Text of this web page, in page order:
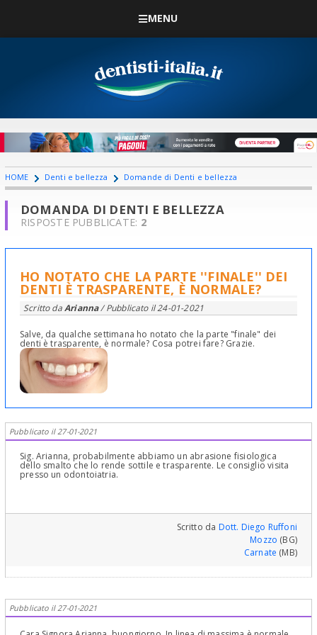
MENU
HOME Denti e bellezza Domande di Denti e bellezza
DOMANDA DI DENTI E BELLEZZA
RISPOSTE PUBBLICATE: 2
HO NOTATO CHE LA PARTE ''FINALE'' DEI
DENTI È TRASPARENTE, È NORMALE?
Scritto daArianna/ Pubblicato il24-01-2021
Salve, da qualche settimana ho notato che la parte "finale" dei
denti è trasparente, è normale? Cosa potrei fare? Grazie.
Pubblicato il 27-01-2021
Sig. Arianna, probabilmente abbiamo un abrasione fisiologica
dello smalto che lo rende sottile e trasparente. Le consiglio visita
presso un odontoiatria.
Scritto da Dott. Diego Ruffoni
Mozzo (BG)
Carnate (MB)
Pubblicato il 27-01-2021